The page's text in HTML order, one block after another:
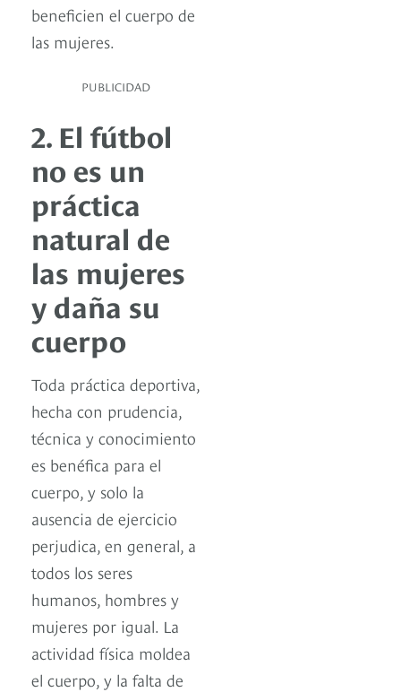
beneficien el cuerpo de
las mujeres.
PUBLICIDAD
2. El fútbol
no es un
práctica
natural de
las mujeres
y daña su
cuerpo
Toda práctica deportiva,
hecha con prudencia,
técnica y conocimiento
es benéfica para el
cuerpo, y solo la
ausencia de ejercicio
perjudica, en general, a
todos los seres
humanos, hombres y
mujeres por igual. La
actividad física moldea
el cuerpo, y la falta de